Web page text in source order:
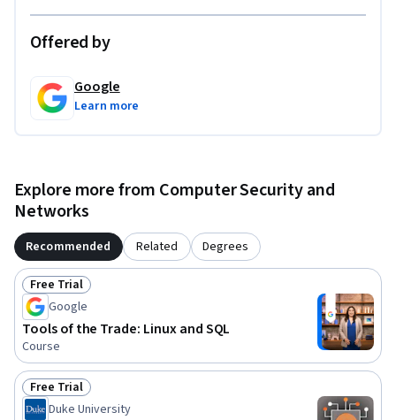
Offered by
Google
Learn more
Explore more from Computer Security and
Networks
Recommended Related Degrees
Status: Free Trial
Free Trial
Google
Tools of the Trade: Linux and SQL
Course
Status: Free Trial
Free Trial
Duke University